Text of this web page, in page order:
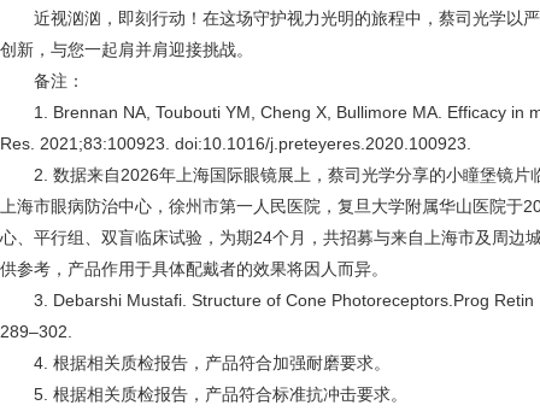
近视汹汹，即刻行动！在这场守护视力光明的旅程中，蔡司光学以
创新，与您一起肩并肩迎接挑战。
备注：
1. Brennan NA, Toubouti YM, Cheng X, Bullimore MA. Efficacy in
Res. 2021;83:100923. doi:10.1016/j.preteyeres.2020.100923.
2. 数据来自2026年上海国际眼镜展上，蔡司光学分享的小瞳堡镜片
上海市眼病防治中心，徐州市第一人民医院，复旦大学附属华山医院于
心、平行组、双盲临床试验，为期24个月，共招募与来自上海市及周边
供参考，产品作用于具体配戴者的效果将因人而异。
3. Debarshi Mustafi. Structure of Cone Photoreceptors.Prog
289–302.
4. 根据相关质检报告，产品符合加强耐磨要求。
5. 根据相关质检报告，产品符合标准抗冲击要求。